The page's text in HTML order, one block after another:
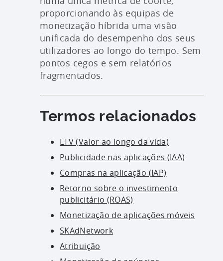
proporcionando às equipas de
monetização híbrida uma visão
unificada do desempenho dos seus
utilizadores ao longo do tempo. Sem
pontos cegos e sem relatórios
fragmentados.
Termos relacionados
LTV (Valor ao longo da vida)
Publicidade nas aplicações (IAA)
Compras na aplicação (IAP)
Retorno sobre o investimento
publicitário (ROAS)
Monetização de aplicações móveis
SKAdNetwork
Atribuição